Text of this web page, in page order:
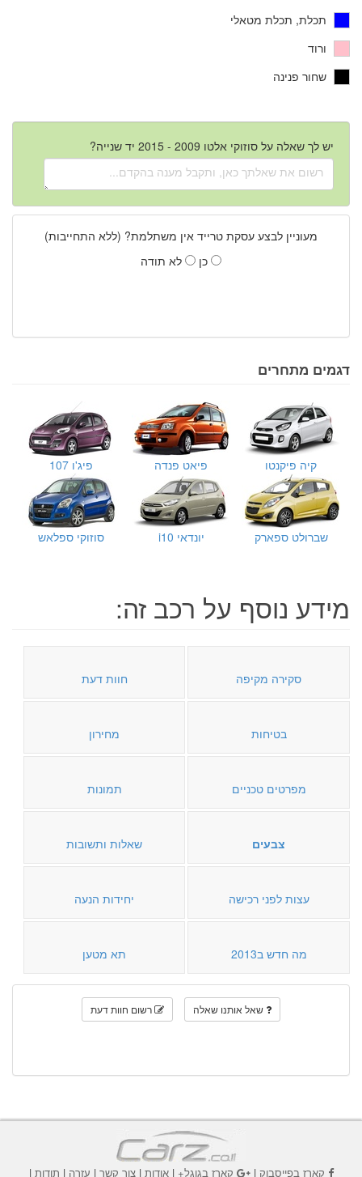
תכלת, תכלת מטאלי
ורוד
שחור פנינה
יש לך שאלה על סוזוקי אלטו 2009 - 2015 יד שנייה?
מעוניין לבצע עסקת טרייד אין משתלמת? (ללא התחייבות)
כן
לא תודה
דגמים מתחרים
קיה פיקנטו פיאט פנדה פיג'ו 107
שברולט ספארק יונדאי i10 סוזוקי ספלאש
מידע נוסף על רכב זה:
סקירה מקיפה חוות דעת
בטיחות מחירון
מפרטים טכניים תמונות
צבעים שאלות ותשובות
עצות לפני רכישה יחידות הנעה
מה חדש ב2013 תא מטען
שאל אותנו שאלה רשום חוות דעת
קארז בפייסבוק| קארז בגוגל+|אודות |צור קשר | עזרה | תודות |